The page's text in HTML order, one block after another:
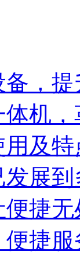
，
机
用及特
展
捷
捷